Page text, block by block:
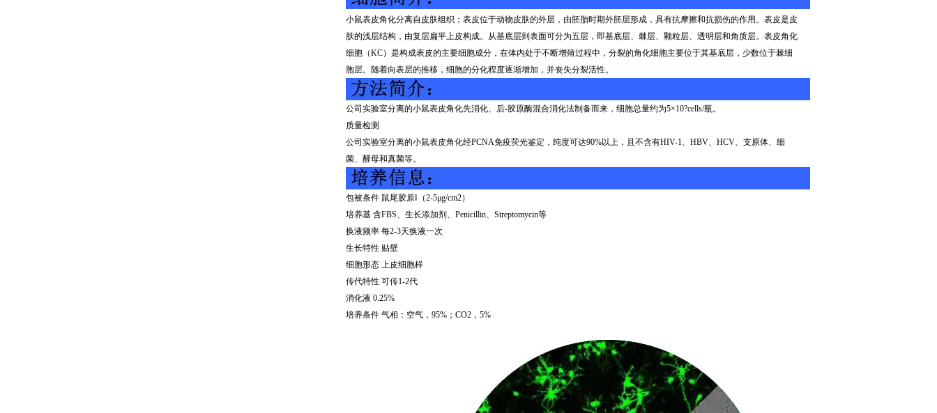
小鼠表皮角化分离自皮肤组织；表皮位于动物皮肤的外层，由胚胎时期外胚层形成，具有抗摩擦和抗损伤的作用。表皮是皮
肤的浅层结构，由复层扁平上皮构成。从基底层到表面可分为五层，即基底层、棘层、颗粒层、透明层和角质层。表皮角化
细胞（KC）是构成表皮的主要细胞成分，在体内处于不断增殖过程中，分裂的角化细胞主要位于其基底层，少数位于棘细
胞层。随着向表层的推移，细胞的分化程度逐渐增加，并丧失分裂活性。
公司实验室分离的小鼠表皮角化先消化、后-胶原酶混合消化法制备而来，细胞总量约为5×10?cells/瓶。
质量检测
公司实验室分离的小鼠表皮角化经PCNA免疫荧光鉴定，纯度可达90%以上，且不含有HIV-1、 HBV、 HCV、支原体、细
菌、酵母和真菌等。
包被条件 鼠尾胶原Ⅰ（2-5μg/cm2）
培养基 含FBS、生长添加剂、 Penicillin、 Streptomycin等
换液频率 每2-3天换液一次
生长特性 贴壁
细胞形态 上皮细胞样
传代特性 可传1-2代
消化液 0.25%
培养条件 气相：空气， 95% ； CO2 ， 5%